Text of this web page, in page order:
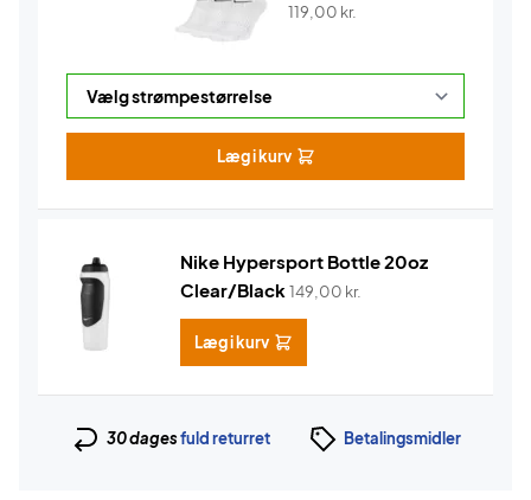
119,00 kr.
Læg i kurv
Nike Hypersport Bottle 20oz
Clear/Black149,00 kr.
Læg i kurv
30 dagesfuld returret Betalingsmidler